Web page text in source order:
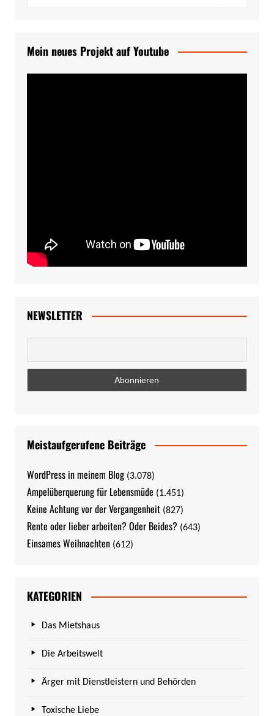
Mein neues Projekt auf Youtube
NEWSLETTER
Meistaufgerufene Beiträge
WordPress in meinem Blog (3.078)
Ampelüberquerung für Lebensmüde (1.451)
Keine Achtung vor der Vergangenheit (827)
Rente oder lieber arbeiten? Oder Beides? (643)
Einsames Weihnachten (612)
KATEGORIEN
Das Mietshaus
Die Arbeitswelt
Ärger mit Dienstleistern und Behörden
Toxische Liebe